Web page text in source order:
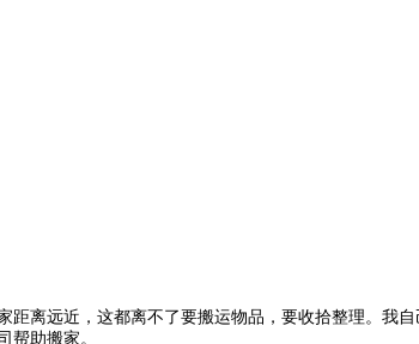
距离远近，这都离不了要搬运物品，要收拾整理。我
帮助搬家。